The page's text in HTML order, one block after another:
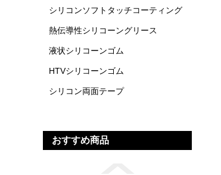
シリコンソフトタッチコーティング
熱伝導性シリコーングリース
液状シリコーンゴム
HTVシリコーンゴム
シリコン両面テープ
おすすめ商品